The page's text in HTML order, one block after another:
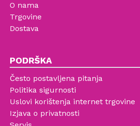
O nama
Trgovine
Dostava
PODRŠKA
Često postavljena pitanja
Politika sigurnosti
Uslovi korištenja internet trgovine
Izjava o privatnosti